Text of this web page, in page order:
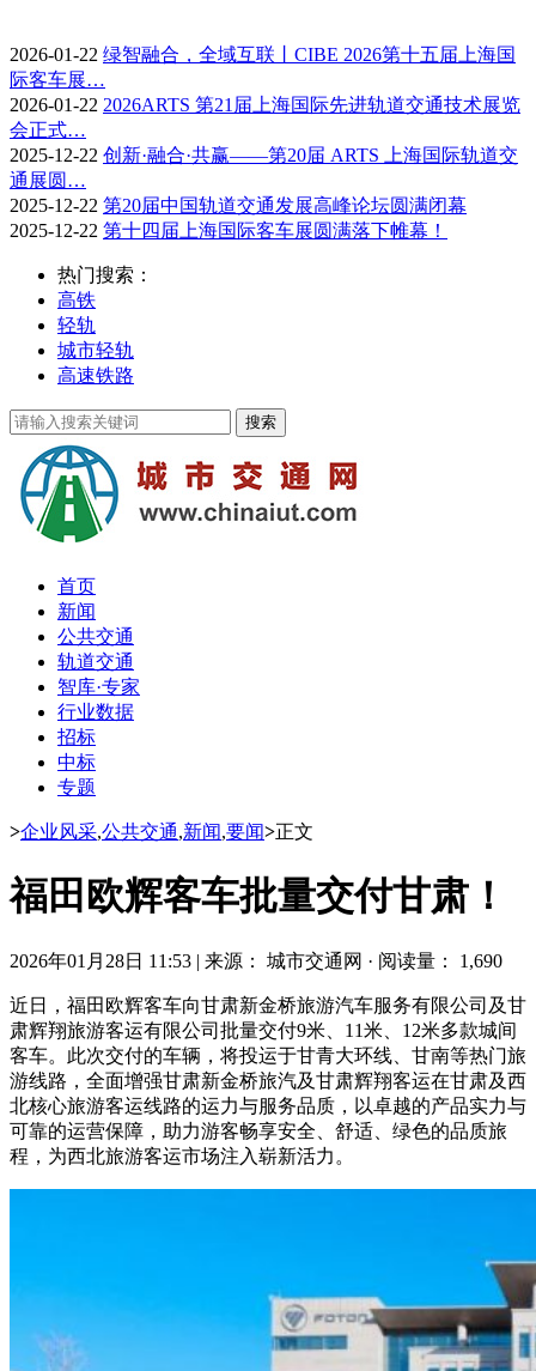
2026-01-22 绿智融合，全域互联丨CIBE 2026第十五届上海国
际客车展…
2026-01-22 2026ARTS 第21届上海国际先进轨道交通技术展览
会正式…
2025-12-22 创新·融合·共赢——第20届 ARTS 上海国际轨道交
通展圆…
2025-12-22 第20届中国轨道交通发展高峰论坛圆满闭幕
2025-12-22 第十四届上海国际客车展圆满落下帷幕！
热门搜索：
高铁
轻轨
城市轻轨
高速铁路
首页
新闻
公共交通
轨道交通
智库·专家
行业数据
招标
中标
专题
>企业风采,公共交通,新闻,要闻>正文
福田欧辉客车批量交付甘肃！
2026年01月28日 11:53 | 来源： 城市交通网 · 阅读量： 1,690
近日，福田欧辉客车向甘肃新金桥旅游汽车服务有限公司及甘
肃辉翔旅游客运有限公司批量交付9米、11米、12米多款城间
客车。此次交付的车辆，将投运于甘青大环线、甘南等热门旅
游线路，全面增强甘肃新金桥旅汽及甘肃辉翔客运在甘肃及西
北核心旅游客运线路的运力与服务品质，以卓越的产品实力与
可靠的运营保障，助力游客畅享安全、舒适、绿色的品质旅
程，为西北旅游客运市场注入崭新活力。